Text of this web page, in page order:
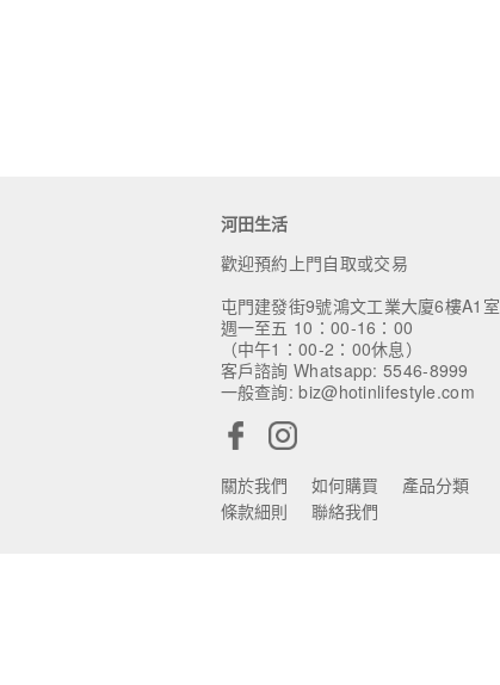
河田生活
歡迎預約上門自取或交易
屯門建發街9號鴻文工業大廈6樓A1室
週一至五 10：00-16：00
（中午1：00-2：00休息）
客戶諮詢 Whatsapp: 5546-8999
一般查詢: biz@hotinlifestyle.com
關於我們 如何購買
產品分類
條款細則
聯絡我們